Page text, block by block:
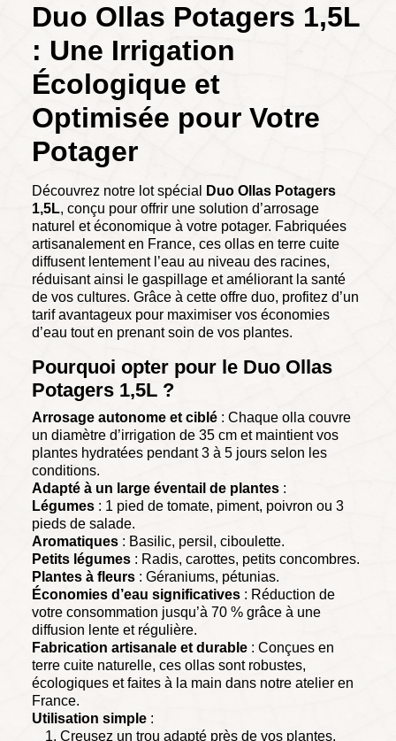
Duo Ollas Potagers 1,5L
: Une Irrigation
Écologique et
Optimisée pour Votre
Potager
Découvrez notre lot spécial
Duo Ollas Potagers
1,5L, conçu pour offrir une solution d’arrosage
naturel et économique à votre potager. Fabriquées
artisanalement en France, ces ollas en terre cuite
diffusent lentement l’eau au niveau des racines,
réduisant ainsi le gaspillage et améliorant la santé
de vos cultures. Grâce à cette offre duo, profitez d’un
tarif avantageux pour maximiser vos économies
d’eau tout en prenant soin de vos plantes.
Pourquoi opter pour le Duo Ollas
Potagers 1,5L ?
Arrosage autonome et ciblé : Chaque olla couvre
un diamètre d’irrigation de 35 cm et maintient vos
plantes hydratées pendant 3 à 5 jours selon les
conditions.
Adapté à un large éventail de plantes :
Légumes : 1 pied de tomate, piment, poivron ou 3
pieds de salade.
Aromatiques : Basilic, persil, ciboulette.
Petits légumes : Radis, carottes, petits concombres.
Plantes à fleurs : Géraniums, pétunias.
Économies d’eau significatives : Réduction de
votre consommation jusqu’à 70 % grâce à une
diffusion lente et régulière.
Fabrication artisanale et durable : Conçues en
terre cuite naturelle, ces ollas sont robustes,
écologiques et faites à la main dans notre atelier en
France.
Utilisation simple :
Creusez un trou adapté près de vos plantes.